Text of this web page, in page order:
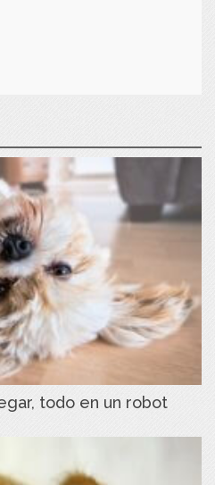
todo en un robot